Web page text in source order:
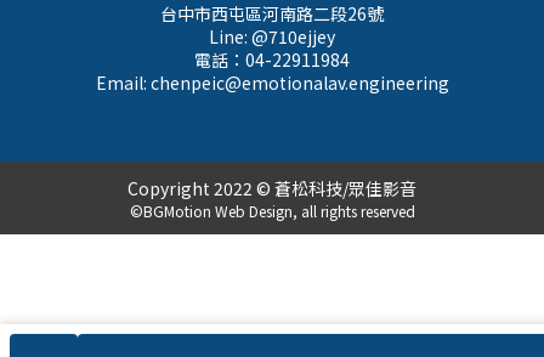
台中市西屯區河南路二段26號
Line: @710ejjey
電話：04-22911984
Email: chenpeic@emotionalav.engineering
Copyright 2022 © 蒼松科技/眾佳影音
©BGMotion Web Design, all rights reserved